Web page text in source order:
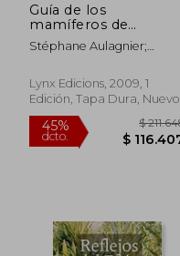
Guía de los
mamíferos de
Europa, del Norte de
África y de Oriente
Stéphane Aulagnier;
Mitchell-Jones; François
Moutou; Jan Zima (ed.);
Juan M. Varela; J.
Chevalier; J. Norwood (ill.)
Lynx Edicions, 2009, 1
Edición, Tapa Dura, Nuevo